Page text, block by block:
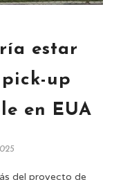
estar
up
en EUA
del proyecto de